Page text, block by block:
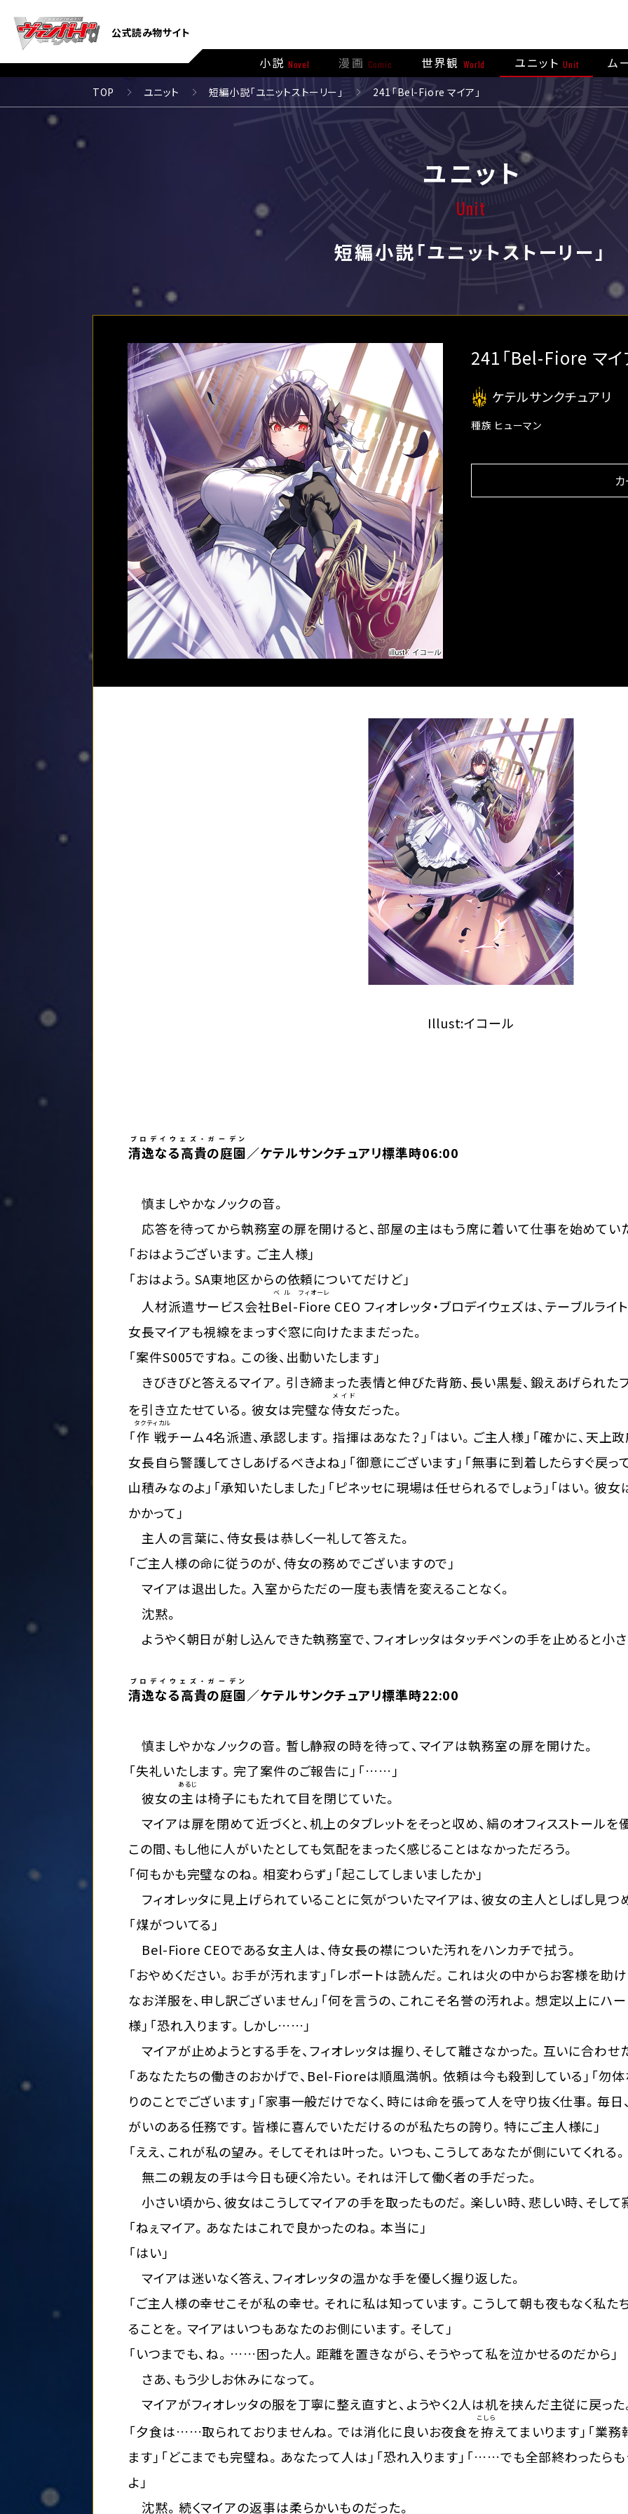
公式読み物サイト
小説 Novel 漫画 Comic 世界観 World ユニット Unit ム
TOP ユニット 短編小説「ユニットストーリー」 241「Bel-Fiore マイア」
ユニット
Unit
短編小説「ユニットストーリー」
241「Bel-Fiore マイ
ケテルサンクチュアリ
種族 ヒューマン
Illust:イコール
清逸なる高貴の庭園
ブロデイウェズ・ガーデン
／ケテルサンクチュアリ標準時06:00
慎ましやかなノックの音。
応答を待ってから執務室の扉を開けると、部屋の主はもう席に着いて仕事を始めてい
「おはようございます。ご主人様」
「おはよう。SA東地区からの依頼についてだけど」
人材派遣サービス会社Bel
ベル
-Fiore
フィオーレ
CEO フィオレッタ・ブロデイウェズは、テーブルラ
女長マイアも視線をまっすぐ窓に向けたままだった。
「案件S005ですね。この後、出動いたします」
きびきびと答えるマイア。引き締まった表情と伸びた背筋、長い黒髪、鍛えあげられた
を引き立たせている。彼女は完璧な侍女
メイド
だった。
「作戦
タクティカル
チーム4名派遣、承認します。指揮はあなた？」「はい。ご主人様」「確かに、天
女長自ら警護してさしあげるべきよね」「御意にございます」「無事に到着したらすぐ戻
山積みなのよ」「承知いたしました」「ピネッセに現場は任せられるでしょう」「はい。彼
かかって」
主人の言葉に、侍女長は恭しく一礼して答えた。
「ご主人様の命に従うのが、侍女の務めでございますので」
マイアは退出した。入室からただの一度も表情を変えることなく。
沈黙。
ようやく朝日が射し込んできた執務室で、フィオレッタはタッチペンの手を止めると小
清逸なる高貴の庭園
ブロデイウェズ・ガーデン
／ケテルサンクチュアリ標準時22:00
慎ましやかなノックの音。暫し静寂の時を待って、マイアは執務室の扉を開けた。
「失礼いたします。完了案件のご報告に」「……」
彼女の主
あるじ
は椅子にもたれて目を閉じていた。
マイアは扉を閉めて近づくと、机上のタブレットをそっと収め、絹のオフィスストールを
この間、もし他に人がいたとしても気配をまったく感じることはなかっただろう。
「何もかも完璧なのね。相変わらず」「起こしてしまいましたか」
フィオレッタに見上げられていることに気がついたマイアは、彼女の主人としばし見つ
「煤がついてる」
Bel-Fiore CEOである女主人は、侍女長の襟についた汚れをハンカチで拭う。
「おやめください。お手が汚れます」「レポートは読んだ。これは火の中からお客様を助
なお洋服を、申し訳ございません」「何を言うの、これこそ名誉の汚れよ。想定以上にハ
様」「恐れ入ります。しかし……」
マイアが止めようとする手を、フィオレッタは握り、そして離さなかった。互いに合わせ
「あなたたちの働きのおかげで、Bel-Fioreは順風満帆。依頼は今も殺到している」「勿
りのことでございます」「家事一般だけでなく、時には命を張って人を守り抜く仕事。毎日
がいのある任務です。皆様に喜んでいただけるのが私たちの誇り。特にご主人様に」
「ええ、これが私の望み。そしてそれは叶った。いつも、こうしてあなたが側にいてくれ
無二の親友の手は今日も硬く冷たい。それは汗して働く者の手だった。
小さい頃から、彼女はこうしてマイアの手を取ったものだ。楽しい時、悲しい時、そし
「ねぇマイア。あなたはこれで良かったのね。本当に」
「はい」
マイアは迷いなく答え、フィオレッタの温かな手を優しく握り返した。
「ご主人様の幸せこそが私の幸せ。それに私は知っています。こうして朝も夜もなく私た
ることを。マイアはいつもあなたのお側にいます。そして」
「いつまでも、ね。……困った人。距離を置きながら、そうやって私を泣かせるのだから」
さあ、もう少しお休みになって。
マイアがフィオレッタの服を丁寧に整え直すと、ようやく2人は机を挟んだ主従に戻った
「夕食は……取られておりませんね。では消化に良いお夜食を拵
こしら
えてまいります」「業
ます」「どこまでも完璧ね。あなたって人は」「恐れ入ります」「……でも全部終わったら
よ」
沈黙。続くマイアの返事は柔らかいものだった。